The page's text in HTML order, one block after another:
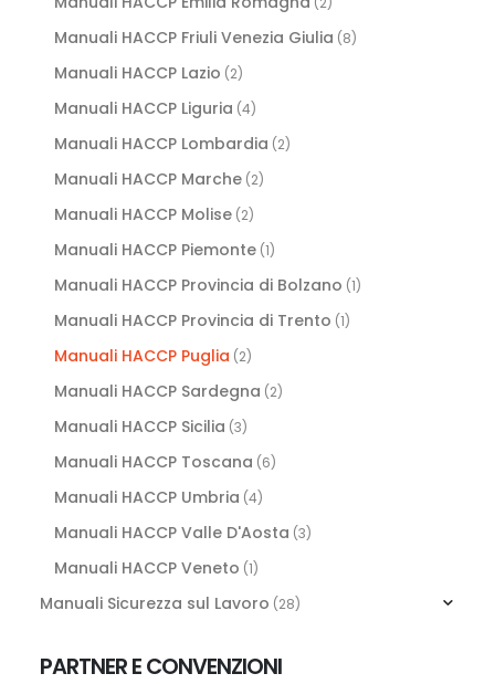
Manuali HACCP Friuli Venezia Giulia (8)
Manuali HACCP Lazio (2)
Manuali HACCP Liguria (4)
Manuali HACCP Lombardia (2)
Manuali HACCP Marche (2)
Manuali HACCP Molise (2)
Manuali HACCP Piemonte (1)
Manuali HACCP Provincia di Bolzano (1)
Manuali HACCP Provincia di Trento (1)
Manuali HACCP Puglia (2)
Manuali HACCP Sardegna (2)
Manuali HACCP Sicilia (3)
Manuali HACCP Toscana (6)
Manuali HACCP Umbria (4)
Manuali HACCP Valle D'Aosta (3)
Manuali HACCP Veneto (1)
Manuali Sicurezza sul Lavoro (28)
PARTNER E CONVENZIONI